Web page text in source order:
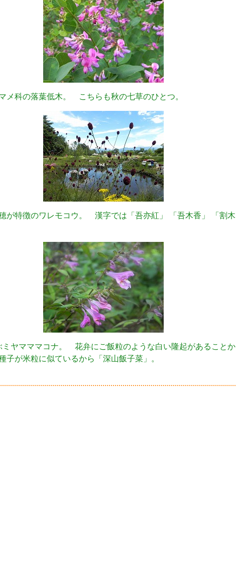
メ科の落葉低木。 こちらも秋の七草のひとつ。
が特徴のワレモコウ。 漢字では「吾亦紅」 「吾木香」 「割木
ミヤマママコナ。 花弁にご飯粒のような白い隆起があることか
子が米粒に似ているから「深山飯子菜」。